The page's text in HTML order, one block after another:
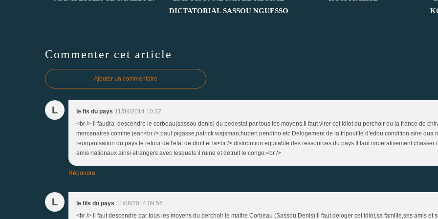
DICTATORIAL SASSOU NGUESSO
Commenter cet article
Ajouter un commentaire
L le fis du pays 11/08/2014 10:32
<br /> Il faudra descendre le corbeau(sassou denis) du pedestal par tous les moyens.Il faut virer cet idiot du perchoir ou la france de
mercenaires comme jean<br /> paul pigasse,patrick wajsman,hubert pendino etc.Delogement de la fripouille d'edou condition sine qua
reorganisation du pays,le retour de l'etat de droit et la<br /> distribution equitable des ressources du pays.Il faut imperativement chasser
amis nationaux ainsi etrangers avec lesquels il ruine et detruit le congo.<br />
Répondre
L le fils du pays 11/08/2014 09:56
<br /> Il faut descendre par tous les moyens du perchoir le maitre Corbeau (Sassou Denis).Il faut deloger cet idiot,sa famille,ses amis et